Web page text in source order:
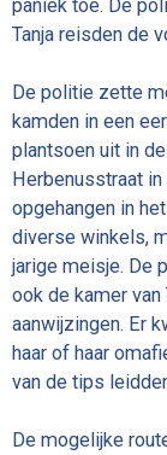
paniek toe. De
Tanja reisden de
De politie zette
kamden in een
plantsoen uit in
Herbenusstraat
opgehangen in
diverse winkels,
jarige meisje. De
ook de kamer
aanwijzingen. Er
haar of haar
van de tips
De mogelijke